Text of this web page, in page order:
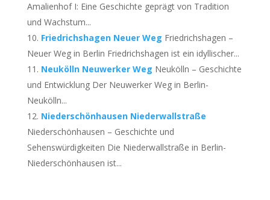
Amalienhof I: Eine Geschichte geprägt von Tradition
und Wachstum...
Friedrichshagen Neuer Weg Friedrichshagen –
Neuer Weg in Berlin Friedrichshagen ist ein idyllischer...
Neukölln Neuwerker Weg Neukölln – Geschichte
und Entwicklung Der Neuwerker Weg in Berlin-
Neukölln...
Niederschönhausen Niederwallstraße
Niederschönhausen – Geschichte und
Sehenswürdigkeiten Die Niederwallstraße in Berlin-
Niederschönhausen ist...